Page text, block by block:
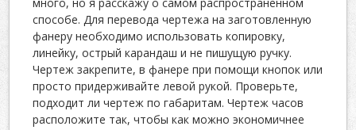
способе. Для перевода чертежа на заготовленную
фанеру необходимо использовать копировку,
линейку, острый карандаш и не пишущую ручку.
Чертеж закрепите, в фанере при помощи кнопок или
просто придерживайте левой рукой. Проверьте,
подходит ли чертеж по габаритам. Чертеж часов
расположите так, чтобы как можно экономичнее